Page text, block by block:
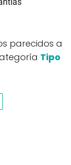
parecidos a
Tipo